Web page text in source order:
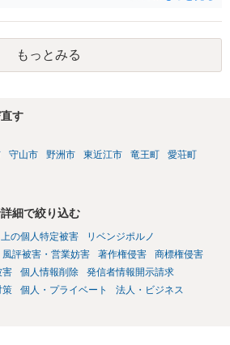
れば支払が開始され、決裂して相手方が訴
中で解決がなされる流れが通常です。
もっとみる
す
守山市 野洲市 東近江市 竜王町
愛荘町
細で絞り込む
の個人特定被害
リベンジポルノ
風評被害・営業妨害 著作権侵害
商標権侵害
害 個人情報削除
発信者情報開示請求
策 個人・プライベート
法人・ビジネス